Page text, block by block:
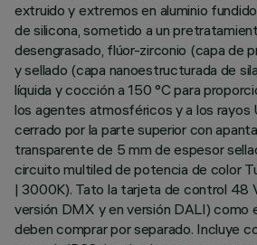
extruido y extremos en aluminio
de silicona, sometido a un
desengrasado, flúor-zirconio (capa de
y sellado (capa nanoestructurada de
líquida y cocción a 150 °C para
los agentes atmosféricos y a los rayos
cerrado por la parte superior con
transparente de 5 mm de espesor
circuito multiled de potencia de color
| 3000K). Tato la tarjeta de control 48
versión DMX y en versión DALI) como
deben comprar por separado. Incluye